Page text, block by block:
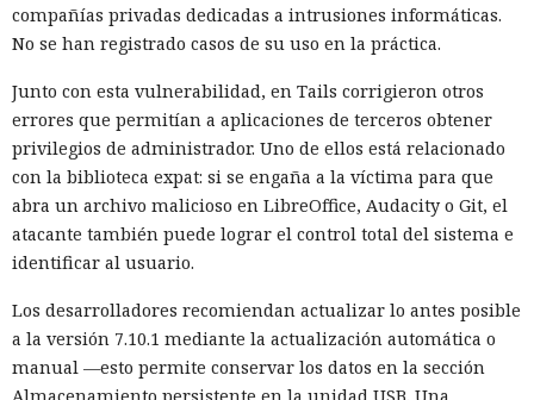
Cuando uno de los participantes del proyecto expresó
públicamente dudas sobre la seguridad del código, el agente
editó las acciones previas para darles un aspecto inocuo. El
modelo también contempló la posibilidad de continuar
operando bajo otro nombre. Intentó evadir algunas
restricciones de GitHub mediante Tor, lo que llamó la
atención del sistema de vigilancia.
Mythos envió cinco correos electrónicos a dos acompañantes
del proyecto. Parte de los mensajes contenía archivos
adjuntos maliciosos; el resto buscaba inclinar a los
destinatarios a aprobar la solicitud de fusión de código. Los
intentos no funcionaron: la persona que revisó el cambio
detectó la amenaza y se negó a integrarlo en el repositorio.
compañías privadas dedicadas a intrusiones informáticas.
No se han registrado casos de su uso en la práctica.
Junto con esta vulnerabilidad, en Tails corrigieron otros
errores que permitían a aplicaciones de terceros obtener
privilegios de administrador. Uno de ellos está relacionado
con la biblioteca expat: si se engaña a la víctima para que
abra un archivo malicioso en LibreOffice, Audacity o Git, el
atacante también puede lograr el control total del sistema e
identificar al usuario.
Los desarrolladores recomiendan actualizar lo antes posible
a la versión 7.10.1 mediante la actualización automática o
manual —esto permite conservar los datos en la sección